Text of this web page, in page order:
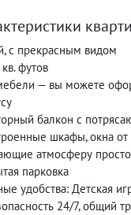
с прекрасным видом
футов
— вы можете
балкон с
шкафы, окна
атмосферу
парковка
удобства: Детская
24/7, общий